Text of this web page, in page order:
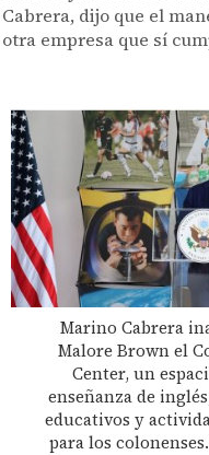
Cabrera, dijo que el
otra empresa que sí
Marino Cabrera
Malore Brown el
Center, un
enseñanza de
educativos y
para los